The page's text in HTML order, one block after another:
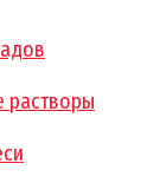
растворы